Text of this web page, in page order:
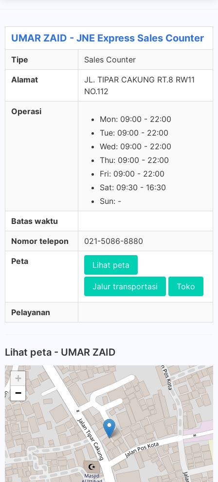
UMAR ZAID - JNE Express Sales Counter
Tipe Sales Counter
Alamat
JL. TIPAR CAKUNG RT.8 RW11
NO.112
Operasi
Mon: 09:00 - 22:00
Tue: 09:00 - 22:00
Wed: 09:00 - 22:00
Thu: 09:00 - 22:00
Fri: 09:00 - 22:00
Sat: 09:30 - 16:30
Sun: -
Batas waktu
Nomor telepon 021-5086-8880
Peta Lihat peta
Jalur transportasi Toko
Pelayanan
Lihat peta - UMAR ZAID
+
−